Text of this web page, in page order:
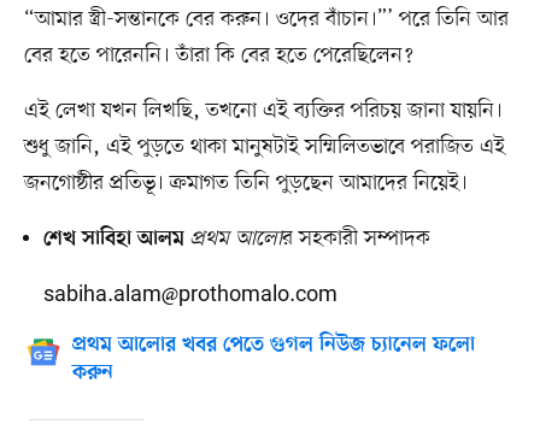
“আমার স্ত্রী-সন্তানকে বের করুন। ওদের বাঁচান।”’ পরে তিনি আর
বের হতে পারেননি। তাঁরা কি বের হতে পেরেছিলেন?
এই লেখা যখন লিখছি, তখনো এই ব্যক্তির পরিচয় জানা যায়নি।
শুধু জানি, এই পুড়তে থাকা মানুষটাই সম্মিলিতভাবে পরাজিত এই
জনগোষ্ঠীর প্রতিভূ। ক্রমাগত তিনি পুড়ছেন আমাদের নিয়েই।
শেখ সাবিহা আলমপ্রথম আলোর সহকারী সম্পাদক
sabiha.alam@prothomalo.com
প্রথম আলোর খবর পেতে গুগল নিউজ চ্যানেল ফলো
করুন